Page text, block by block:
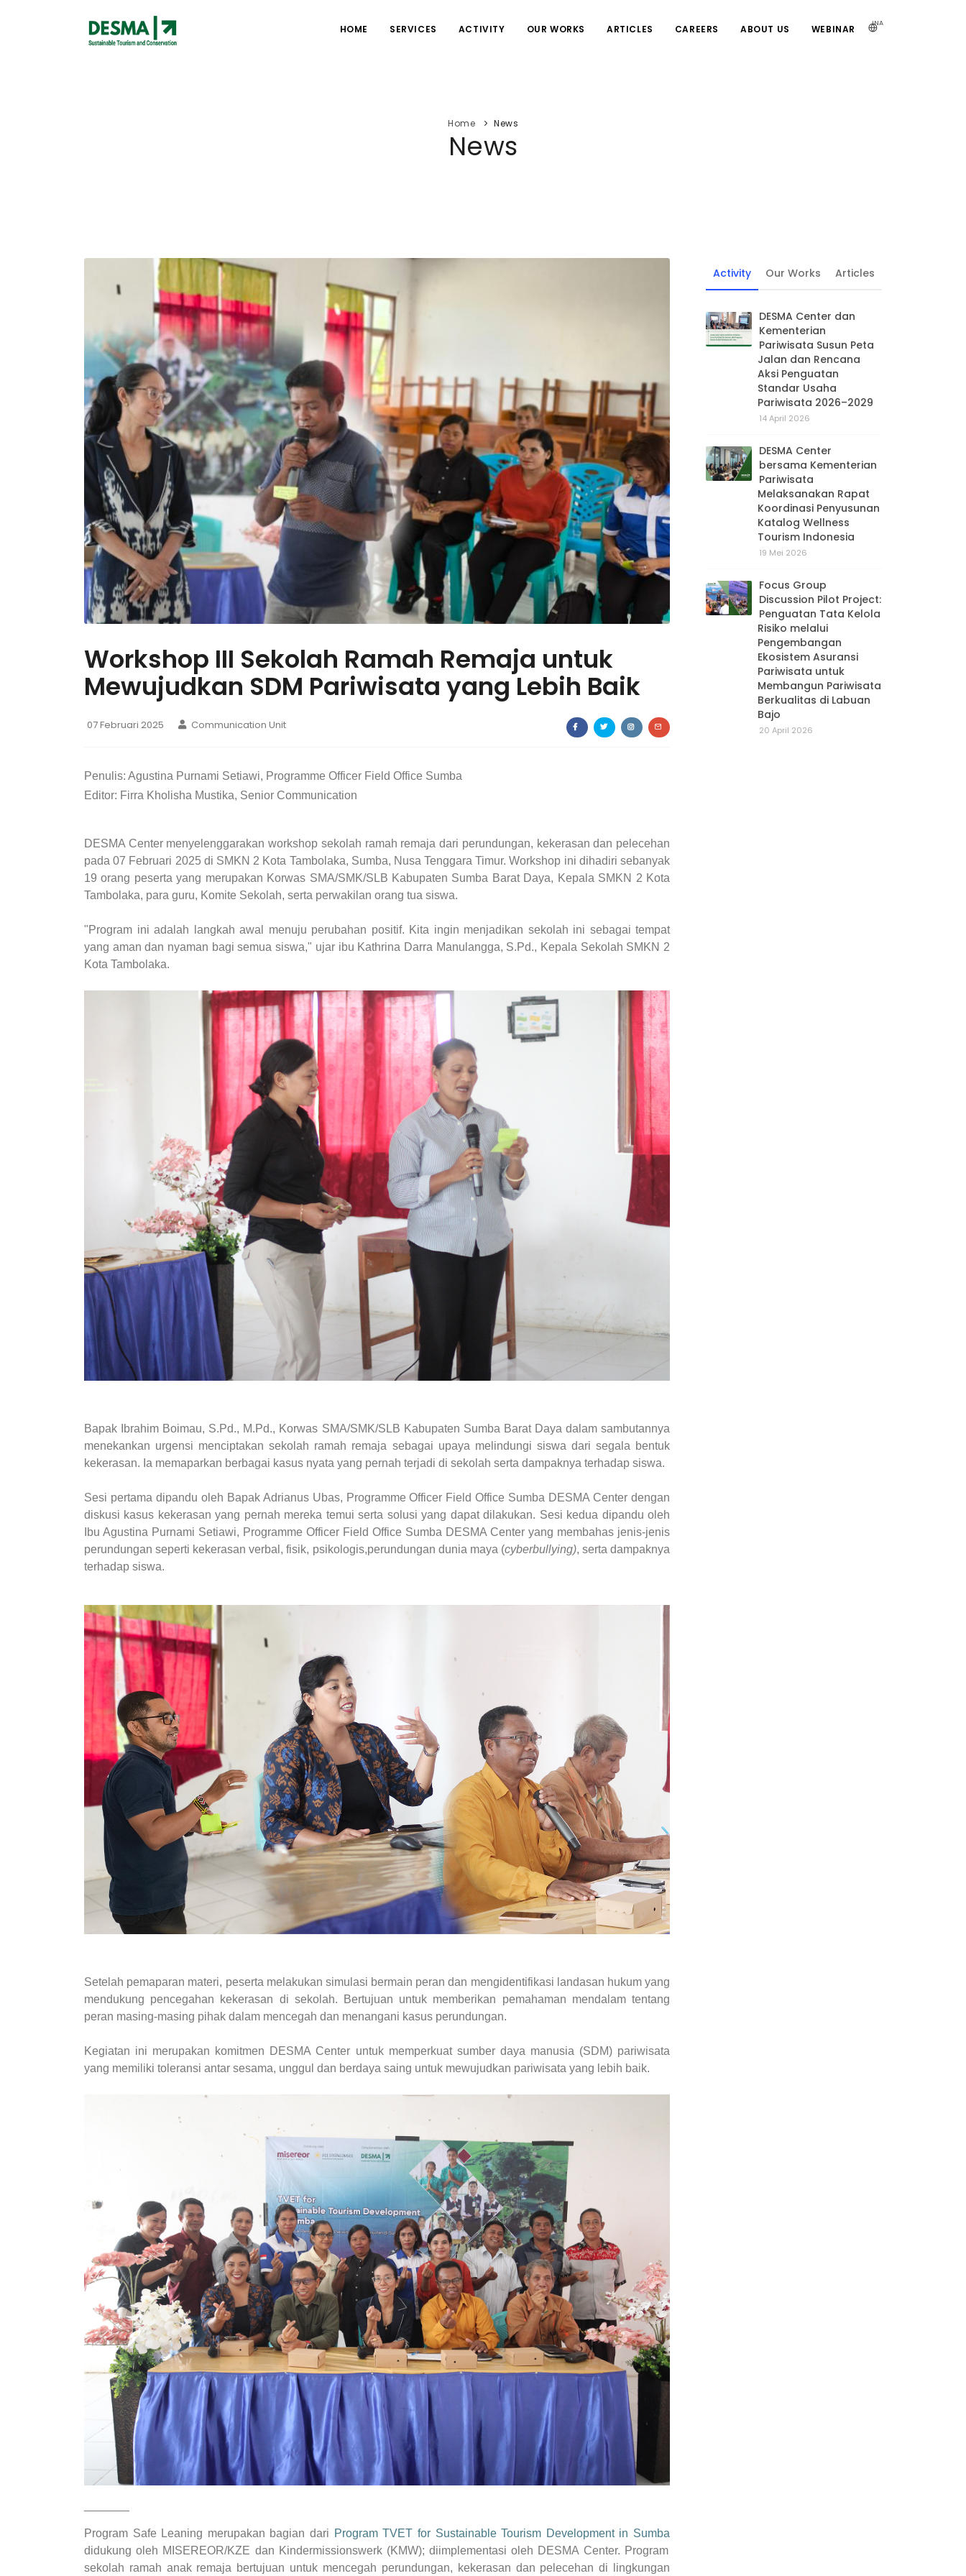
INA
HOME SERVICES ACTIVITY OUR WORKS ARTICLES CAREERS ABOUT US WEBINAR
Home News
News
Workshop III Sekolah Ramah Remaja untuk
Mewujudkan SDM Pariwisata yang Lebih Baik
07 Februari 2025 Communication Unit
Penulis: Agustina Purnami Setiawi, Programme Officer Field Office Sumba
Editor: Firra Kholisha Mustika, Senior Communication
DESMA Center menyelenggarakan workshop sekolah ramah remaja dari perundungan, kekerasan dan pelecehan
pada 07 Februari 2025 di SMKN 2 Kota Tambolaka, Sumba, Nusa Tenggara Timur. Workshop ini dihadiri sebanyak
19 orang peserta yang merupakan Korwas SMA/SMK/SLB Kabupaten Sumba Barat Daya, Kepala SMKN 2 Kota
Tambolaka, para guru, Komite Sekolah, serta perwakilan orang tua siswa.
"Program ini adalah langkah awal menuju perubahan positif. Kita ingin menjadikan sekolah ini sebagai tempat
yang aman dan nyaman bagi semua siswa," ujar ibu Kathrina Darra Manulangga, S.Pd., Kepala Sekolah SMKN 2
Kota Tambolaka.
Bapak Ibrahim Boimau, S.Pd., M.Pd., Korwas SMA/SMK/SLB Kabupaten Sumba Barat Daya dalam sambutannya
menekankan urgensi menciptakan sekolah ramah remaja sebagai upaya melindungi siswa dari segala bentuk
kekerasan. Ia memaparkan berbagai kasus nyata yang pernah terjadi di sekolah serta dampaknya terhadap siswa.
Sesi pertama dipandu oleh Bapak Adrianus Ubas, Programme Officer Field Office Sumba DESMA Center dengan
diskusi kasus kekerasan yang pernah mereka temui serta solusi yang dapat dilakukan. Sesi kedua dipandu oleh
Ibu Agustina Purnami Setiawi, Programme Officer Field Office Sumba DESMA Center yang membahas jenis-jenis
perundungan seperti kekerasan verbal, fisik, psikologis,perundungan dunia maya (cyberbullying), serta dampaknya
terhadap siswa.
Setelah pemaparan materi, peserta melakukan simulasi bermain peran dan mengidentifikasi landasan hukum yang
mendukung pencegahan kekerasan di sekolah. Bertujuan untuk memberikan pemahaman mendalam tentang
peran masing-masing pihak dalam mencegah dan menangani kasus perundungan.
Kegiatan ini merupakan komitmen DESMA Center untuk memperkuat sumber daya manusia (SDM) pariwisata
yang memiliki toleransi antar sesama, unggul dan berdaya saing untuk mewujudkan pariwisata yang lebih baik.
Program Safe Leaning merupakan bagian dari Program TVET for Sustainable Tourism Development in Sumba
didukung oleh MISEREOR/KZE dan Kindermissionswerk (KMW); diimplementasi oleh DESMA Center. Program
sekolah ramah anak remaja bertujuan untuk mencegah perundungan, kekerasan dan pelecehan di lingkungan
Activity Our Works Articles
DESMA Center dan
Kementerian
Pariwisata Susun Peta
Jalan dan Rencana
Aksi Penguatan
Standar Usaha
Pariwisata 2026–2029
14 April 2026
DESMA Center
bersama Kementerian
Pariwisata
Melaksanakan Rapat
Koordinasi Penyusunan
Katalog Wellness
Tourism Indonesia
19 Mei 2026
Focus Group
Discussion Pilot Project:
Penguatan Tata Kelola
Risiko melalui
Pengembangan
Ekosistem Asuransi
Pariwisata untuk
Membangun Pariwisata
Berkualitas di Labuan
Bajo
20 April 2026